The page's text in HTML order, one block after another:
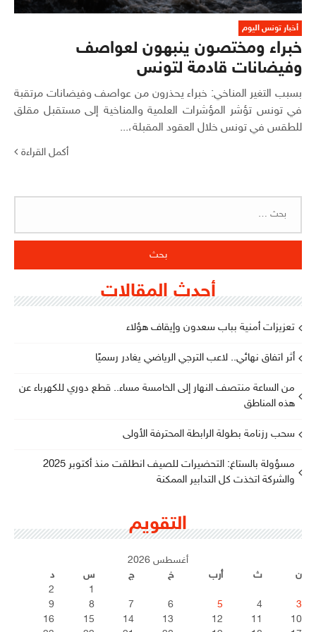
أخبار تونس اليوم
خبراء ومختصون ينبهون لعواصف
وفيضانات قادمة لتونس
بسبب التغير المناخي: خبراء يحذرون من عواصف وفيضانات مرتقبة
في تونس تؤشر المؤشرات العلمية والمناخية إلى مستقبل مقلق
للطقس في تونس خلال العقود المقبلة،...
أكمل القراءة
أحدث المقالات
تعزيزات أمنية بباب سعدون وإيقاف هؤلاء
أثر اتفاق نهائي.. لاعب الترجي الرياضي يغادر رسميًا
من الساعة منتصف النهار إلى الخامسة مساء.. قطع دوري للكهرباء عن
هذه المناطق
سحب رزنامة بطولة الرابطة المحترفة الأولى
مسؤولة بالستاغ: التحضيرات للصيف انطلقت منذ أكتوبر 2025
والشركة اتخذت كل التدابير الممكنة
التقويم
أغسطس 2026
ن
ث أرب خ ج س
د
1
2
3
4
5
6
7
8
9
10
11
12
13
14
15
16